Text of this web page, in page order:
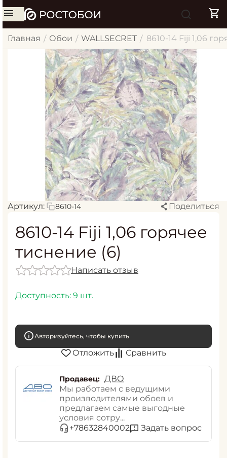
Главная / Обои / WALLSECRET / 8610-14 Fiji 1,06
Артикул: 8610-14 Поделиться
8610-14 Fiji 1,06 горячее
тиснение (6)
Написать отзыв
Доступность: 9 шт.
Авторизуйтесь, чтобы купить
Отложить Сравнить
Продавец: ДВО
Мы работаем с ведущими
производителями обоев и
предлагаем самые выгодные
условия сотру...
+78632840002
Задать вопрос